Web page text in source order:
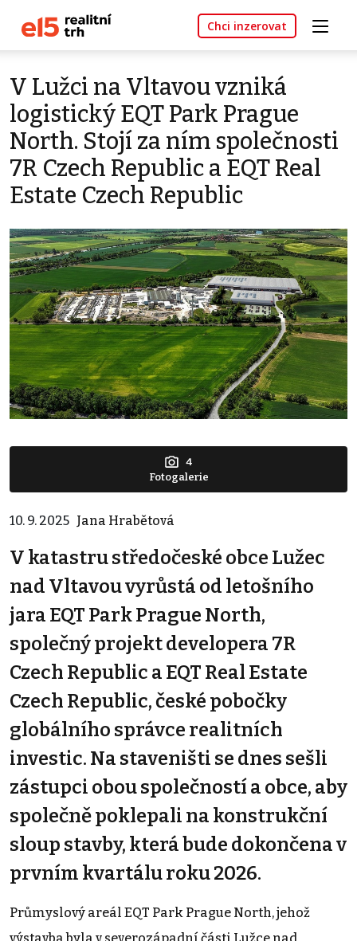
Chci inzerovat
V Lužci na Vltavou vzniká
logistický EQT Park Prague
North. Stojí za ním společnosti
7R Czech Republic a EQT Real
Estate Czech Republic
4
Fotogalerie
10. 9. 2025 Jana Hrabětová
V katastru středočeské obce Lužec
nad Vltavou vyrůstá od letošního
jara EQT Park Prague North,
společný projekt developera 7R
Czech Republic a EQT Real Estate
Czech Republic, české pobočky
globálního správce realitních
investic. Na staveništi se dnes sešli
zástupci obou společností a obce, aby
společně poklepali na konstrukční
sloup stavby, která bude dokončena v
prvním kvartálu roku 2026.
Průmyslový areál EQT Park Prague North, jehož